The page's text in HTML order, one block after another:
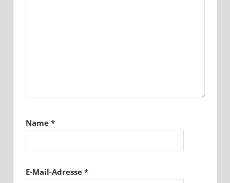
Name *
E-Mail-Adresse *